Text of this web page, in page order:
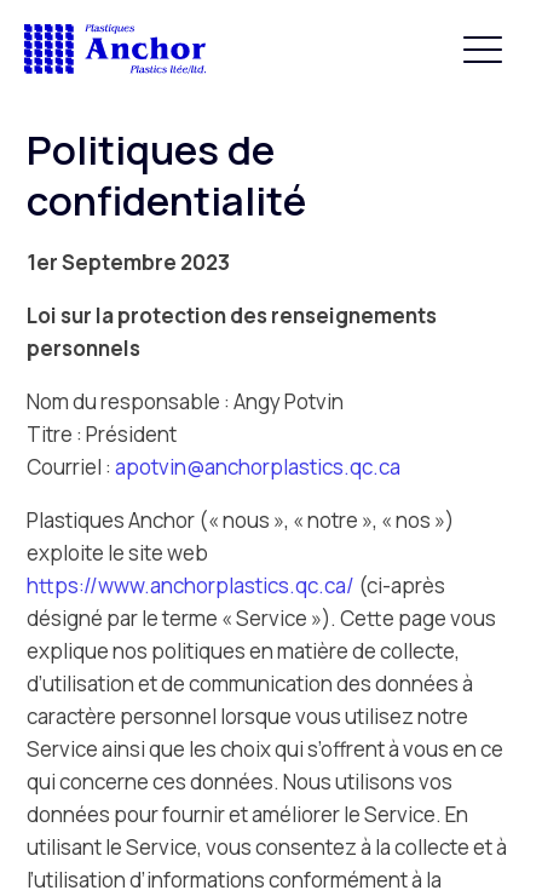
Politiques de
confidentialité
1er Septembre 2023
Loi sur la protection des renseignements
personnels
Nom du responsable : Angy Potvin
Titre : Président
Courriel :apotvin@anchorplastics.qc.ca
Plastiques Anchor (« nous », « notre », « nos »)
exploite le site web
https://www.anchorplastics.qc.ca/ (ci-après
désigné par le terme « Service »). Cette page vous
explique nos politiques en matière de collecte,
d’utilisation et de communication des données à
caractère personnel lorsque vous utilisez notre
Service ainsi que les choix qui s’offrent à vous en ce
qui concerne ces données. Nous utilisons vos
données pour fournir et améliorer le Service. En
utilisant le Service, vous consentez à la collecte et à
l’utilisation d’informations conformément à la